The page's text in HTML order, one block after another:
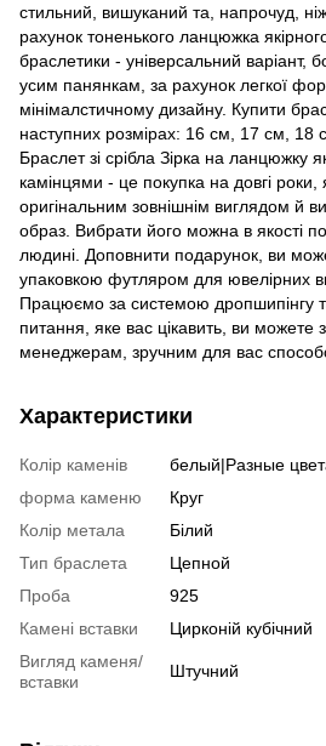
стильний, вишуканий та, напрочуд,
рахунок тоненького ланцюжка
браслетики - універсальний варіант,
усим панянкам, за рахунок легкої
мінімалстичному дизайну. Купити
наступних розмірах: 16 см, 17 см, 18
Браслет зі срібла Зірка на ланцюжку
камінцями - це покупка на довгі роки,
оригінальним зовнішнім виглядом й
образ. Вибрати його можна в якості
людині. Доповнити подарунок, ви
упаковкою футляром для ювелірних
Працюємо за системою дропшипінгу
питання, яке вас цікавить, ви можете
менеджерам, зручним для вас
Характеристики
Колір каменів
белый|Разные
форма каменю
Круг
Колір метала
Білий
Тип браслета
Цепной
Проба
925
Камені вставки
Цирконій кубічний
Вигляд каменя/
вставки
Штучний